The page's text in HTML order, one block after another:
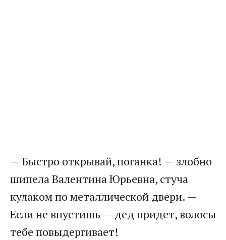
— Быстро открывай, поганка! — злобно
шипела Валентина Юрьевна, стуча
кулаком по металлической двери. —
Если не впустишь — дед придет, волосы
тебе повыдергивает!